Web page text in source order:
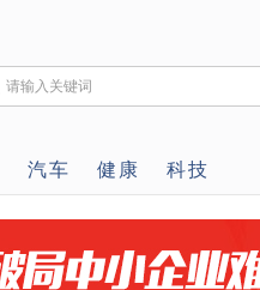
汽车 健康 科技